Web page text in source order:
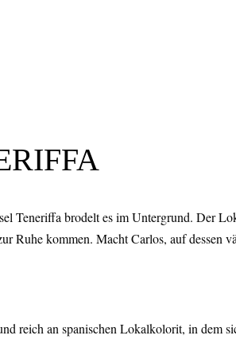
Teneriffa brodelt es im Untergrund. Der
Ruhe kommen. Macht Carlos, auf dessen
reich an spanischen Lokalkolorit, in dem